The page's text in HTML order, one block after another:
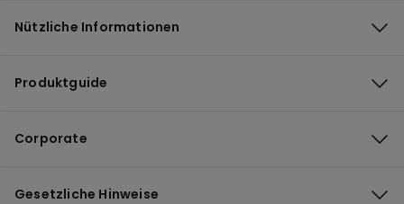
Nützliche Informationen
Produktguide
Corporate
Gesetzliche Hinweise